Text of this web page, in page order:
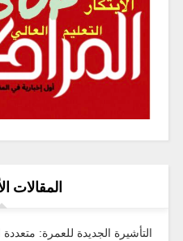
المقالات
التأشيرة الجديدة للعمرة: